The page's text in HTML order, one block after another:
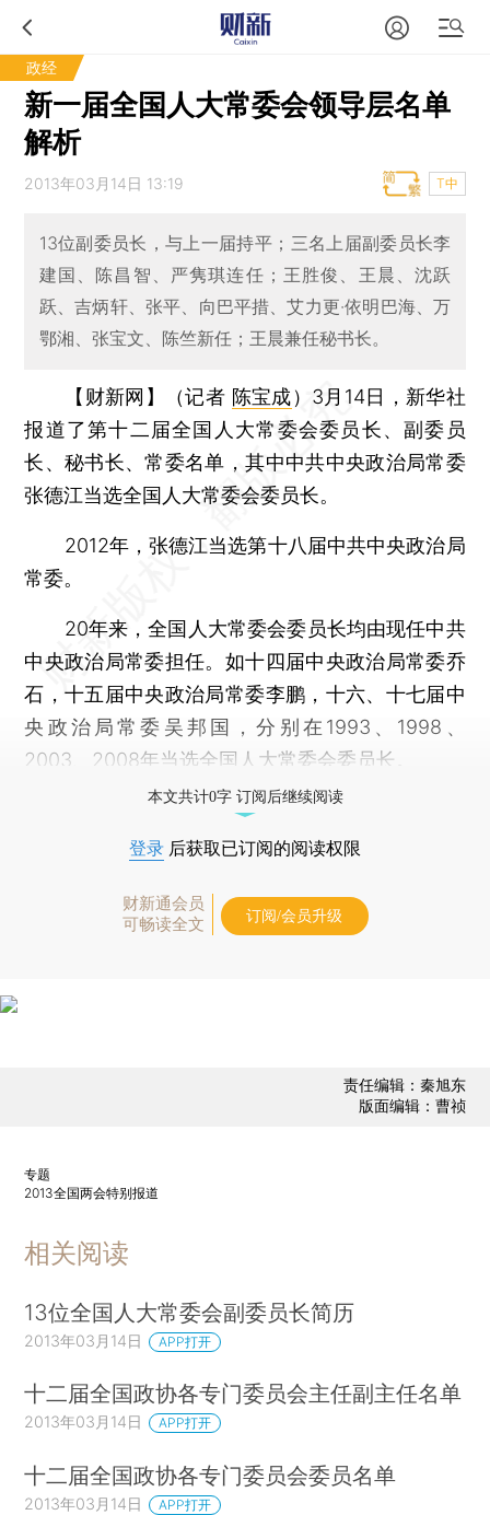
政经
新一届全国人大常委会领导层名单
解析
2013年03月14日 13:19 T中
13位副委员长，与上一届持平；三名上届副委员长李
建国、陈昌智、严隽琪连任；王胜俊、王晨、沈跃
跃、吉炳轩、张平、向巴平措、艾力更·依明巴海、万
鄂湘、张宝文、陈竺新任；王晨兼任秘书长。
【财新网】（记者 陈宝成） 3月14日，新华社
报道了第十二届全国人大常委会委员长、副委员
长、秘书长、常委名单，其中中共中央政治局常委
张德江当选全国人大常委会委员长。
2012年，张德江当选第十八届中共中央政治局
常委。
20年来，全国人大常委会委员长均由现任中共
中央政治局常委担任。如十四届中央政治局常委乔
石，十五届中央政治局常委李鹏，十六、十七届中
央政治局常委吴邦国，分别在1993、1998、
2003、2008年当选全国人大常委会委员长。
本文共计0字 订阅后继续阅读
登录 后获取已订阅的阅读权限
财新通会员
可畅读全文
订阅/会员升级
责任编辑：秦旭东
版面编辑：曹祯
专题
2013全国两会特别报道
相关阅读
13位全国人大常委会副委员长简历
2013年03月14日 APP打开
十二届全国政协各专门委员会主任副主任名单
2013年03月14日 APP打开
十二届全国政协各专门委员会委员名单
2013年03月14日 APP打开